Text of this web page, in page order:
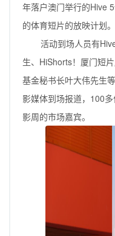
年落户澳门举行的Hive
的体育短片的放映计划。
活动到场人员有
生、HiShorts！厦门短
基金秘书长叶大伟先生
影媒体到场报道，100
影周的市场嘉宾。